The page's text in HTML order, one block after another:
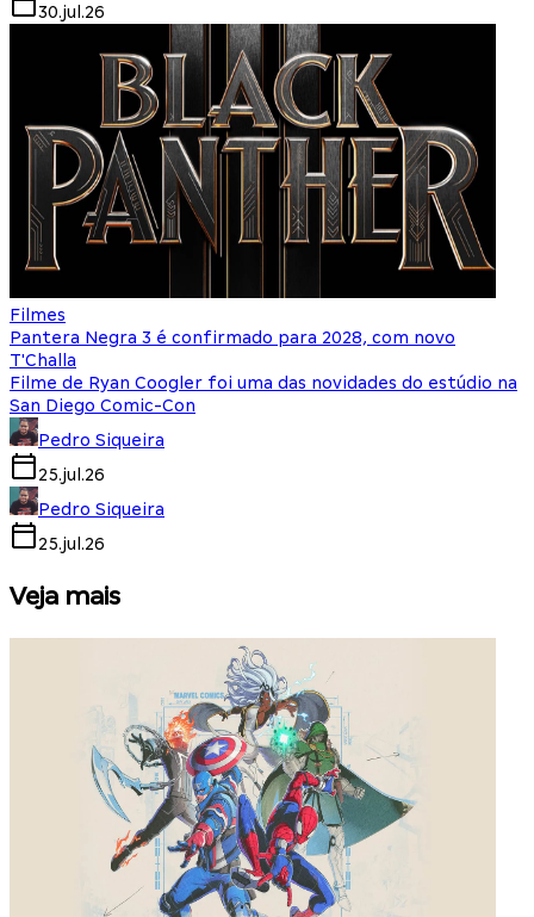
30.jul.26
Filmes
Pantera Negra 3 é confirmado para 2028, com novo
T'Challa
Filme de Ryan Coogler foi uma das novidades do estúdio na
San Diego Comic-Con
Pedro Siqueira
25.jul.26
Pedro Siqueira
25.jul.26
Veja mais